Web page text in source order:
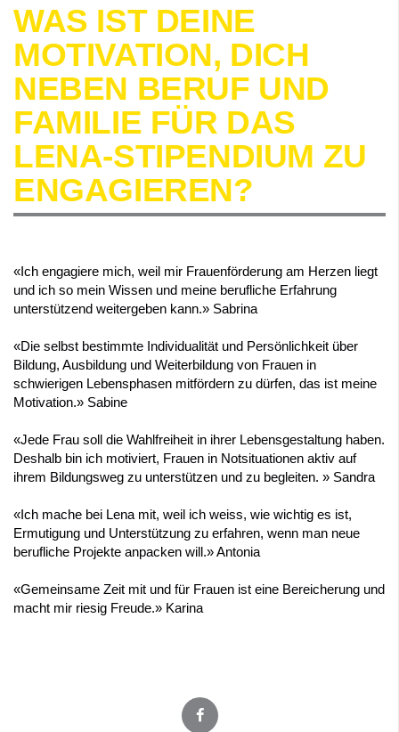
WAS IST DEINE
MOTIVATION, DICH
NEBEN BERUF UND
FAMILIE FÜR DAS
LENA-STIPENDIUM ZU
ENGAGIEREN?
«Ich engagiere mich, weil mir Frauenförderung am Herzen liegt
und ich so mein Wissen und meine berufliche Erfahrung
unterstützend weitergeben kann.» Sabrina
«Die selbst bestimmte Individualität und Persönlichkeit über
Bildung, Ausbildung und Weiterbildung von Frauen in
schwierigen Lebensphasen mitfördern zu dürfen, das ist meine
Motivation.» Sabine
«Jede Frau soll die Wahlfreiheit in ihrer Lebensgestaltung haben.
Deshalb bin ich motiviert, Frauen in Notsituationen aktiv auf
ihrem Bildungsweg zu unterstützen und zu begleiten. » Sandra
«Ich mache bei Lena mit, weil ich weiss, wie wichtig es ist,
Ermutigung und Unterstützung zu erfahren, wenn man neue
berufliche Projekte anpacken will.» Antonia
«Gemeinsame Zeit mit und für Frauen ist eine Bereicherung und
macht mir riesig Freude.» Karina